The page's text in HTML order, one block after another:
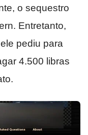
o sequestro
Entretanto,
pediu para
4.500 libras